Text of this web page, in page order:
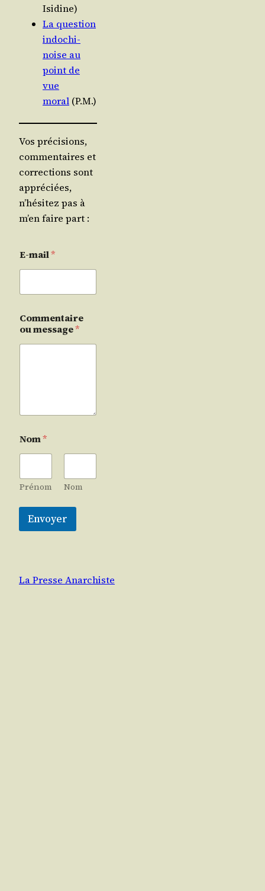
Isidine)
La ques­tion
indo­chi­
noise au
point de
vue
moral (P.M.)
Vos précisions,
commentaires et
corrections sont
appréciées,
n’hésitez pas à
m’en faire part :
E-mail*
Commentaire
ou message*
Nom*
Prénom Nom
Envoyer
La Presse Anarchiste